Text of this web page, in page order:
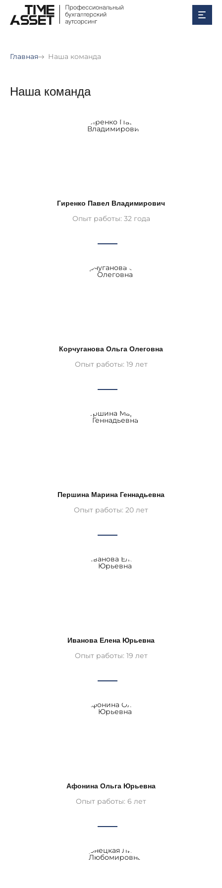
Главная Наша команда
Наша команда
Гиренко Павел Владимирович
Опыт работы: 32 года
Корчуганова Ольга Олеговна
Опыт работы: 19 лет
Першина Марина Геннадьевна
Опыт работы: 20 лет
Иванова Елена Юрьевна
Опыт работы: 19 лет
Афонина Ольга Юрьевна
Опыт работы: 6 лет